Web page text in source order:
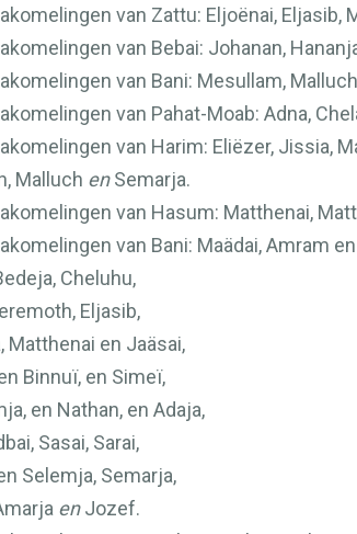
van Zattu: Eljoënai, Eljasib,
van Bebai: Johanan,
van Bani: Mesullam,
van Pahat-Moab: Adna,
van Harim: Eliëzer, Jissia,
Malluch enSemarja.
van Hasum: Matthenai,
van Bani: Maädai, Amram en
Cheluhu,
Eljasib,
Matthenai en Jaäsai,
Binnuï, en Simeï,
en Nathan, en Adaja,
Sasai, Sarai,
Selemja, Semarja,
enJozef.